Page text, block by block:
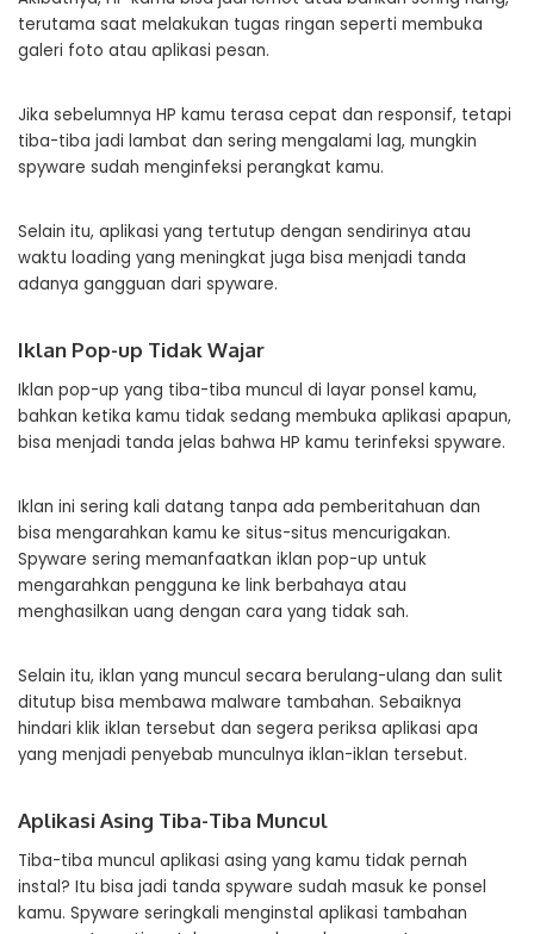
terutama saat melakukan tugas ringan seperti membuka
galeri foto atau aplikasi pesan.
Jika sebelumnya HP kamu terasa cepat dan responsif, tetapi
tiba-tiba jadi lambat dan sering mengalami lag, mungkin
spyware sudah menginfeksi perangkat kamu.
Selain itu, aplikasi yang tertutup dengan sendirinya atau
waktu loading yang meningkat juga bisa menjadi tanda
adanya gangguan dari spyware.
Iklan Pop-up Tidak Wajar
Iklan pop-up yang tiba-tiba muncul di layar ponsel kamu,
bahkan ketika kamu tidak sedang membuka aplikasi apapun,
bisa menjadi tanda jelas bahwa HP kamu terinfeksi spyware.
Iklan ini sering kali datang tanpa ada pemberitahuan dan
bisa mengarahkan kamu ke situs-situs mencurigakan.
Spyware sering memanfaatkan iklan pop-up untuk
mengarahkan pengguna ke link berbahaya atau
menghasilkan uang dengan cara yang tidak sah.
Selain itu, iklan yang muncul secara berulang-ulang dan sulit
ditutup bisa membawa malware tambahan. Sebaiknya
hindari klik iklan tersebut dan segera periksa aplikasi apa
yang menjadi penyebab munculnya iklan-iklan tersebut.
Aplikasi Asing Tiba-Tiba Muncul
Tiba-tiba muncul aplikasi asing yang kamu tidak pernah
instal? Itu bisa jadi tanda spyware sudah masuk ke ponsel
kamu. Spyware seringkali menginstal aplikasi tambahan